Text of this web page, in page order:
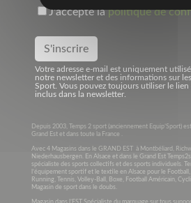
J'accepte lapolitique de
Votre adresse e-mail est uniquement
notre newsletter et des informations sur
Sport. Vous pouvez toujours utiliser le
inclus dans la newsletter.
Depuis 2003, Temps 2 sport (anciennement Equip’Sport)
Grand Est et dans toute la France .
Avec 4 Magasins dans le GRAND EST à Montbéliard,
Niederhausbergen. En Alsace et dans le Grand Est
spécialiste des sports collectifs et des sports individuels.
l’équipement sportif et le textile en Alsace pour le
Running, Tennis, Volley-Ball, Boxe, Football Américain,
Magasin de sport dans le doubs.